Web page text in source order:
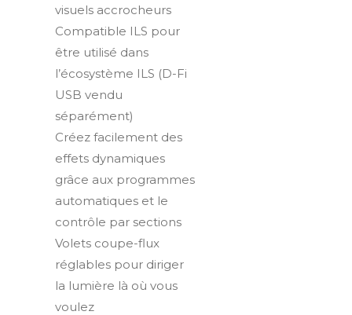
visuels accrocheurs
Compatible ILS pour
être utilisé dans
l’écosystème ILS (D-Fi
USB vendu
séparément)
Créez facilement des
effets dynamiques
grâce aux programmes
automatiques et le
contrôle par sections
Volets coupe-flux
réglables pour diriger
la lumière là où vous
voulez